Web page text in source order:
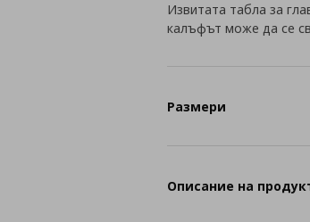
Извитата табла за
калъфът може да се
Размери
Описание на